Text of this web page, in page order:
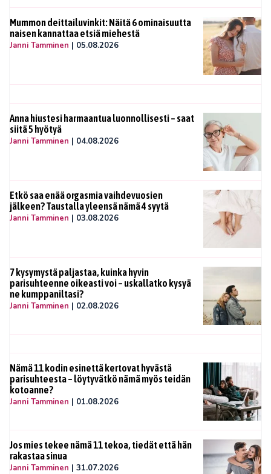
Mummon deittailuvinkit: Näitä 6 ominaisuutta
naisen kannattaa etsiä miehestä
Janni Tamminen | 05.08.2026
Anna hiustesi harmaantua luonnollisesti – saat
siitä 5 hyötyä
Janni Tamminen | 04.08.2026
Etkö saa enää orgasmia vaihdevuosien
jälkeen? Taustalla yleensä nämä 4 syytä
Janni Tamminen | 03.08.2026
7 kysymystä paljastaa, kuinka hyvin
parisuhteenne oikeasti voi – uskallatko kysyä
ne kumppaniltasi?
Janni Tamminen | 02.08.2026
Nämä 11 kodin esinettä kertovat hyvästä
parisuhteesta – löytyvätkö nämä myös teidän
kotoanne?
Janni Tamminen | 01.08.2026
Jos mies tekee nämä 11 tekoa, tiedät että hän
rakastaa sinua
Janni Tamminen | 31.07.2026